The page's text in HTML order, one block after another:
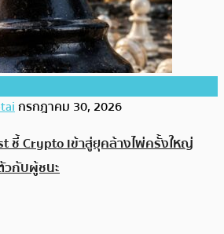
กรกฎาคม 30, 2026
ชี้ Crypto เข้าสู่ยุคล้างไพ่ครั้งใหญ่
วกับผู้ชนะ